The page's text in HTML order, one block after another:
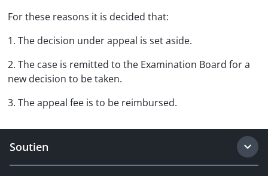
For these reasons it is decided that:
1. The decision under appeal is set aside.
2. The case is remitted to the Examination Board for a
new decision to be taken.
3. The appeal fee is to be reimbursed.
Soutien